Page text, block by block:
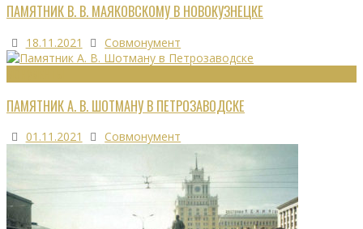
ПАМЯТНИК В. В. МАЯКОВСКОМУ В НОВОКУЗНЕЦКЕ
18.11.2021 Совмонумент
ПАМЯТНИК А. В. ШОТМАНУ В ПЕТРОЗАВОДСКЕ
01.11.2021 Совмонумент